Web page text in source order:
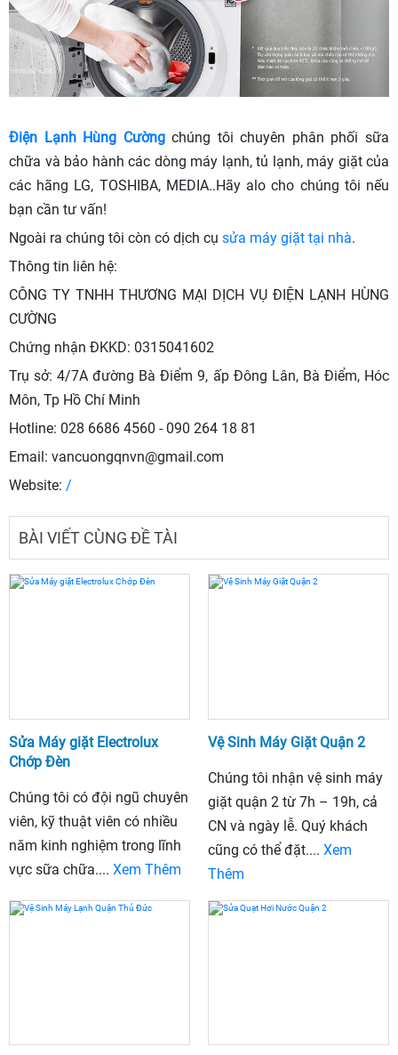
Điện Lạnh Hùng Cườngchúng tôi chuyên phân phối sữa
chữa và bảo hành các dòng máy lạnh, tủ lạnh, máy giặt của
các hãng LG, TOSHIBA, MEDIA..Hãy alo cho chúng tôi nếu
bạn cần tư vấn!
Ngoài ra chúng tôi còn có dịch cụ sửa máy giặt tại nhà.
Thông tin liên hệ:
CÔNG TY TNHH THƯƠNG MẠI DỊCH VỤ ĐIỆN LẠNH HÙNG
CƯỜNG
Chứng nhận ĐKKD: 0315041602
Trụ sở: 4/7A đường Bà Điểm 9, ấp Đông Lân, Bà Điểm, Hóc
Môn, Tp Hồ Chí Minh
Hotline: 028 6686 4560 - 090 264 18 81
Email: vancuongqnvn@gmail.com
Website: /
BÀI VIẾT CÙNG ĐỀ TÀI
Sửa Máy giặt Electrolux
Chớp Đèn
Chúng tôi có đội ngũ chuyên
viên, kỹ thuật viên có nhiều
năm kinh nghiệm trong lĩnh
vực sữa chữa.... Xem Thêm
Vệ Sinh Máy Giặt Quận 2
Chúng tôi nhận vệ sinh máy
giặt quận 2 từ 7h – 19h, cả
CN và ngày lễ. Quý khách
cũng có thể đặt.... Xem
Thêm